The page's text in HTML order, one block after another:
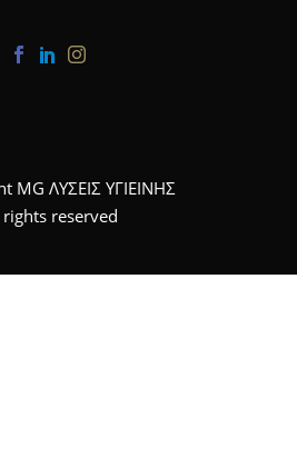
MG ΛΥΣΕΙΣ ΥΓΙΕΙΝΗΣ
reserved